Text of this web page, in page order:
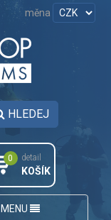
měna
HLEDEJ
0 detail
KOŠÍK
MENU